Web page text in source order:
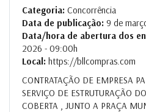
Categoria: Concorrência
Data de publicação: 9 de
Data/hora de abertura dos
2026 - 09:00h
Local: https://bllcompras.com
CONTRATAÇÃO DE EMPRESA
SERVIÇO DE ESTRUTURAÇÃO
COBERTA , JUNTO A PRAÇA